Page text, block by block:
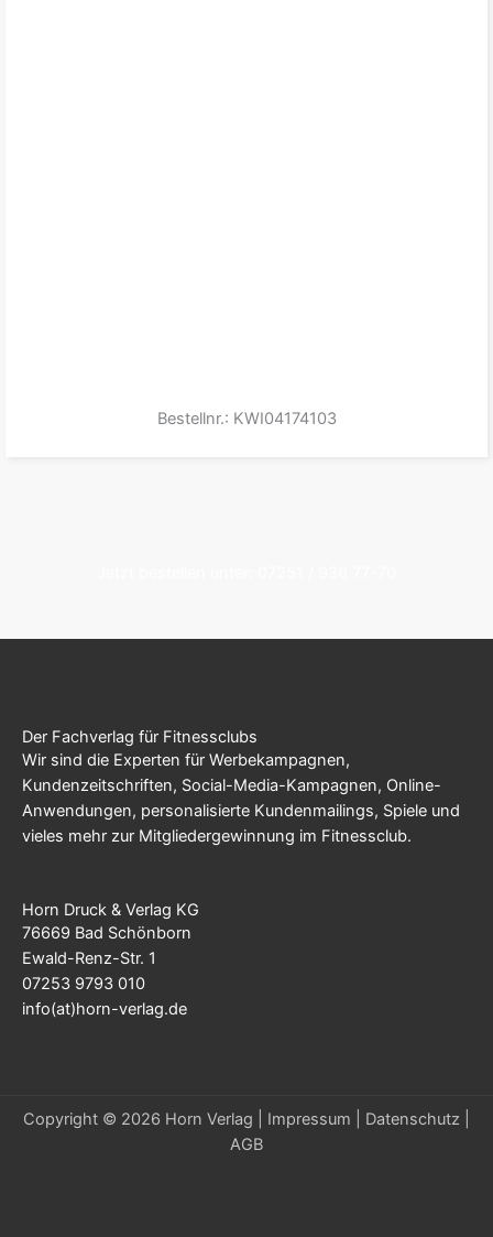
Bestellnr.: KWI04174103
Der Fachverlag für Fitnessclubs
Wir sind die Experten für Werbekampagnen,
Kundenzeitschriften, Social-Media-Kampagnen, Online-
Anwendungen, personalisierte Kundenmailings, Spiele und
vieles mehr zur Mitgliedergewinnung im Fitnessclub.
Horn Druck & Verlag KG
76669 Bad Schönborn
Ewald-Renz-Str. 1
07253 9793 010
info(at)horn-verlag.de
Copyright © 2026 Horn Verlag | Impressum Datenschutz
AGB